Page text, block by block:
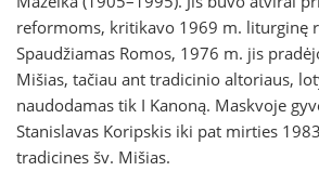
reformoms, kritikavo 1969 m. liturginę
Spaudžiamas Romos, 1976 m. jis
Mišias, tačiau ant tradicinio altoriaus,
naudodamas tik I Kanoną. Maskvoje
Stanislavas Koripskis iki pat mirties
tradicines šv. Mišias.